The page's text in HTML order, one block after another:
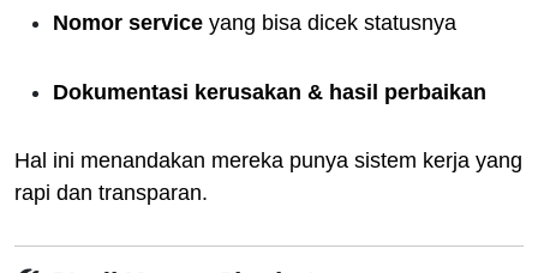
Nomor service yang bisa dicek statusnya
Dokumentasi kerusakan & hasil perbaikan
Hal ini menandakan mereka punya sistem kerja yang
rapi dan transparan.